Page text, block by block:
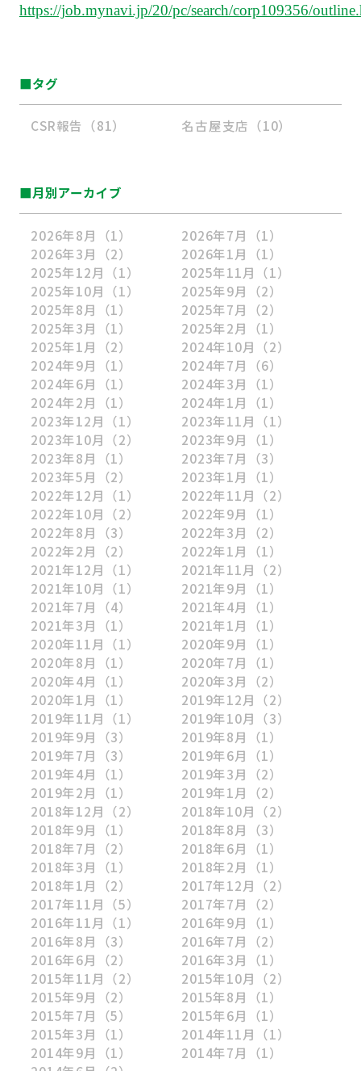
https://job.mynavi.jp/20/pc/search/corp109356/
■タグ
CSR報告（81） 名古屋支店（10）
■月別アーカイブ
2026年8月 （1） 2026年7月
（1）
2026年3月
（2） 2026年1月
（1）
2025年12月 （1） 2025年11月 （1）
2025年10月 （1） 2025年9月
（2）
2025年8月
（1） 2025年7月
（2）
2025年3月
（1） 2025年2月
（1）
2025年1月
（2） 2024年10月 （2）
2024年9月
（1） 2024年7月
（6）
2024年6月
（1） 2024年3月
（1）
2024年2月
（1） 2024年1月
（1）
2023年12月 （1） 2023年11月 （1）
2023年10月 （2） 2023年9月
（1）
2023年8月
（1） 2023年7月
（3）
2023年5月
（2） 2023年1月
（1）
2022年12月 （1） 2022年11月 （2）
2022年10月 （2） 2022年9月
（1）
2022年8月
（3） 2022年3月
（2）
2022年2月
（2） 2022年1月
（1）
2021年12月 （1） 2021年11月 （2）
2021年10月 （1） 2021年9月
（1）
2021年7月
（4） 2021年4月
（1）
2021年3月
（1） 2021年1月
（1）
2020年11月 （1） 2020年9月
（1）
2020年8月
（1） 2020年7月
（1）
2020年4月
（1） 2020年3月
（2）
2020年1月
（1） 2019年12月 （2）
2019年11月 （1） 2019年10月 （3）
2019年9月
（3） 2019年8月
（1）
2019年7月
（3） 2019年6月
（1）
2019年4月
（1） 2019年3月
（2）
2019年2月
（1） 2019年1月
（2）
2018年12月 （2） 2018年10月 （2）
2018年9月
（1） 2018年8月
（3）
2018年7月
（2） 2018年6月
（1）
2018年3月
（1） 2018年2月
（1）
2018年1月
（2） 2017年12月 （2）
2017年11月 （5） 2017年7月
（2）
2016年11月 （1） 2016年9月
（1）
2016年8月
（3） 2016年7月
（2）
2016年6月
（2） 2016年3月
（1）
2015年11月 （2） 2015年10月 （2）
2015年9月
（2） 2015年8月
（1）
2015年7月
（5） 2015年6月
（1）
2015年3月
（1） 2014年11月 （1）
2014年9月
（1） 2014年7月
（1）